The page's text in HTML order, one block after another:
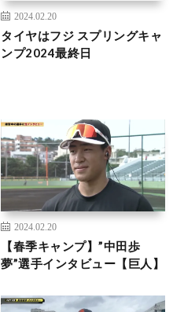
2024.02.20
タイヤはフジ スプリングキャ
ンプ2024最終日
2024.02.20
【春季キャンプ】”中田歩
夢”選手インタビュー【巨人】